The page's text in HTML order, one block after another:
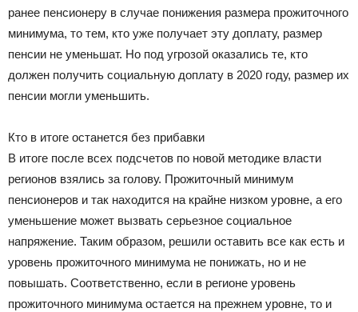
ранее пенсионеру в случае понижения размера прожиточного
минимума, то тем, кто уже получает эту доплату, размер
пенсии не уменьшат. Но под угрозой оказались те, кто
должен получить социальную доплату в 2020 году, размер их
пенсии могли уменьшить.
Кто в итоге останется без прибавки
В итоге после всех подсчетов по новой методике власти
регионов взялись за голову. Прожиточный минимум
пенсионеров и так находится на крайне низком уровне, а его
уменьшение может вызвать серьезное социальное
напряжение. Таким образом, решили оставить все как есть и
уровень прожиточного минимума не понижать, но и не
повышать. Соответственно, если в регионе уровень
прожиточного минимума остается на прежнем уровне, то и